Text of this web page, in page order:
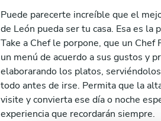
Puede parecerte increíble que el
de León pueda ser tu casa. Esa es la
Take a Chef le porpone, que un Chef
un menú de acuerdo a sus gustos y
elaborarando los platos,
todo antes de irse. Permita que la
visite y convierta ese día o noche
experiencia que recordarán siempre.